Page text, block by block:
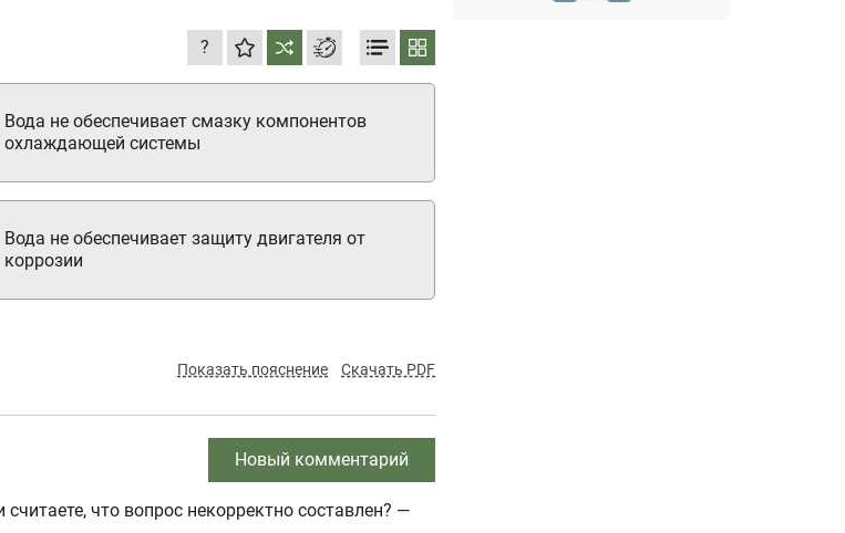
?
Вода не обеспечивает защиту двигателя от
коррозии
Вода не обеспечивает смазку компонентов
охлаждающей системы
Показать пояснение Скачать PDF
Новый комментарий
что вопрос некорректно составлен? —